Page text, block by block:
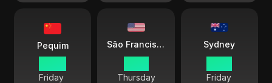
Pequim
Friday
São Francisco
Thursday
Sydney
Friday